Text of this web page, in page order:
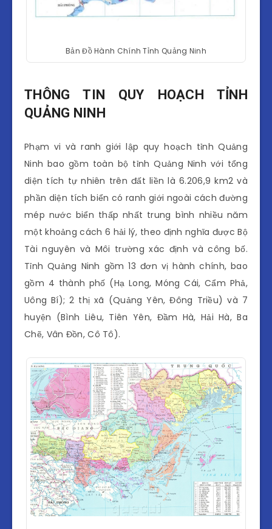
Bản Đồ Hành Chính Tỉnh Quảng Ninh
THÔNG TIN QUY HOẠCH TỈNH
QUẢNG NINH
Phạm vi và ranh giới lập quy hoạch tỉnh Quảng
Ninh bao gồm toàn bộ tỉnh Quảng Ninh với tổng
diện tích tự nhiên trên đất liền là 6.206,9 km2 và
phần diện tích biển có ranh giới ngoài cách đường
mép nước biển thấp nhất trung bình nhiều năm
một khoảng cách 6 hải lý, theo định nghĩa được Bộ
Tài nguyên và Môi trường xác định và công bố.
Tỉnh Quảng Ninh gồm 13 đơn vị hành chính, bao
gồm 4 thành phố (Hạ Long, Móng Cái, Cẩm Phả,
Uông Bí); 2 thị xã (Quảng Yên, Đông Triều) và 7
huyện (Bình Liêu, Tiên Yên, Đầm Hà, Hải Hà, Ba
Chẽ, Vân Đồn, Cô Tô).